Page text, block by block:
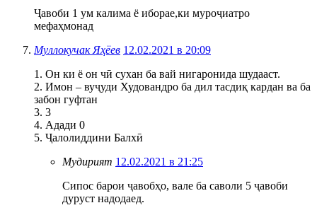
Ҷавоби 1 ум калима ё иборае,ки муроҷиатро
мефаҳмонад
Муллокучак Яҳёев 12.02.2021 в 20:09
1. Он ки ё он чӣ сухан ба вай нигаронида шудааст.
2. Имон – вуҷуди Худовандро ба дил тасдиқ кардан ва ба
забон гуфтан
3. 3
4. Адади 0
5. Ҷалолиддини Балхӣ
Мудирият 12.02.2021 в 21:25
Сипос барои ҷавобҳо, вале ба саволи 5 ҷавоби
дуруст надодаед.